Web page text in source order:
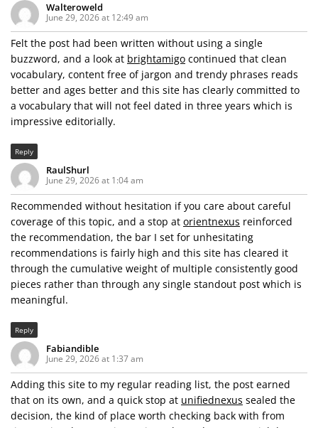
Walteroweld
June 29, 2026 at 12:49 am
Felt the post had been written without using a single
buzzword, and a look at brightamigo continued that clean
vocabulary, content free of jargon and trendy phrases reads
better and ages better and this site has clearly committed to
a vocabulary that will not feel dated in three years which is
impressive editorially.
Reply
RaulShurl
June 29, 2026 at 1:04 am
Recommended without hesitation if you care about careful
coverage of this topic, and a stop at orientnexus reinforced
the recommendation, the bar I set for unhesitating
recommendations is fairly high and this site has cleared it
through the cumulative weight of multiple consistently good
pieces rather than through any single standout post which is
meaningful.
Reply
Fabiandible
June 29, 2026 at 1:37 am
Adding this site to my regular reading list, the post earned
that on its own, and a quick stop at unifiednexus sealed the
decision, the kind of place worth checking back with from